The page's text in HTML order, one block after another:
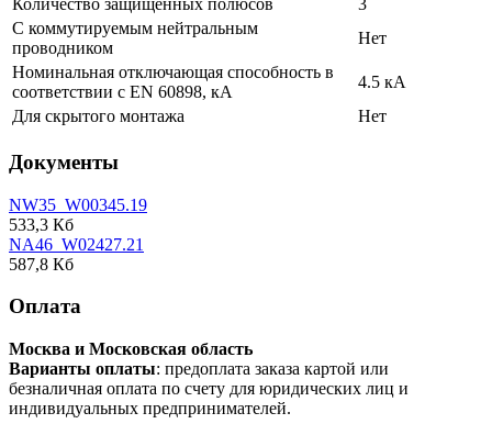
Количество защищенных полюсов
3
С коммутируемым нейтральным
проводником
Нет
Номинальная отключающая способность в
соответствии с EN 60898, кА
4.5 кА
Для скрытого монтажа
Нет
Документы
NW35_W00345.19
533,3 Кб
NA46_W02427.21
587,8 Кб
Оплата
Москва и Московская область
Варианты оплаты: предоплата заказа картой или
безналичная оплата по счету для юридических лиц и
индивидуальных предпринимателей.